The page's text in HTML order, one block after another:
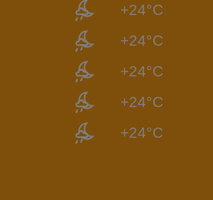
+24°C
+24°C
+24°C
+24°C
+24°C